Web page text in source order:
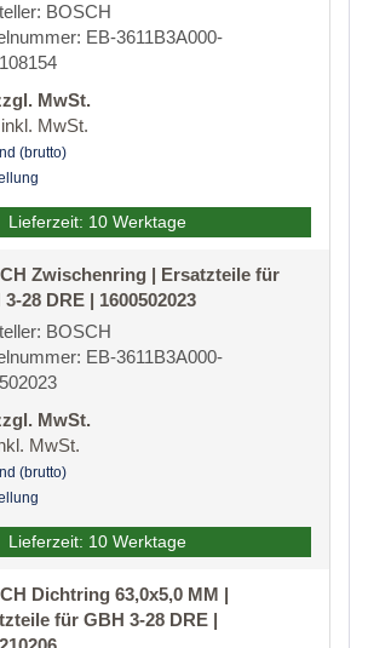
BOSCH
EB-3611B3A000-
MwSt.
MwSt.
(brutto)
Lieferzeit: 10 Werktage
Zwischenring | Ersatzteile für
28 DRE | 1600502023
BOSCH
EB-3611B3A000-
MwSt.
MwSt.
(brutto)
Lieferzeit: 10 Werktage
Dichtring 63,0x5,0 MM |
für GBH 3-28 DRE |